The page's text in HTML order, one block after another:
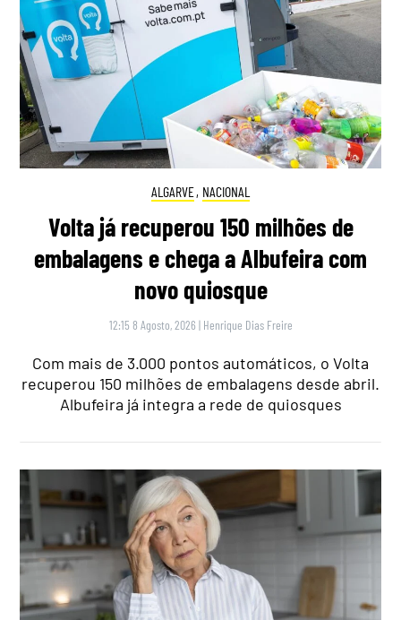
ALGARVE, NACIONAL
Volta já recuperou 150 milhões de
embalagens e chega a Albufeira com
novo quiosque
12:15 8 Agosto, 2026 | Henrique Dias Freire
Com mais de 3.000 pontos automáticos, o Volta
recuperou 150 milhões de embalagens desde abril.
Albufeira já integra a rede de quiosques